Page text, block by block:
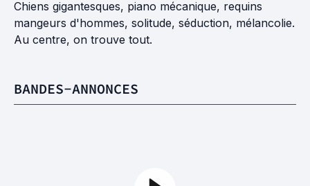
Chiens gigantesques, piano mécanique, requins
mangeurs d'hommes, solitude, séduction, mélancolie.
Au centre, on trouve tout.
BANDES-ANNONCES